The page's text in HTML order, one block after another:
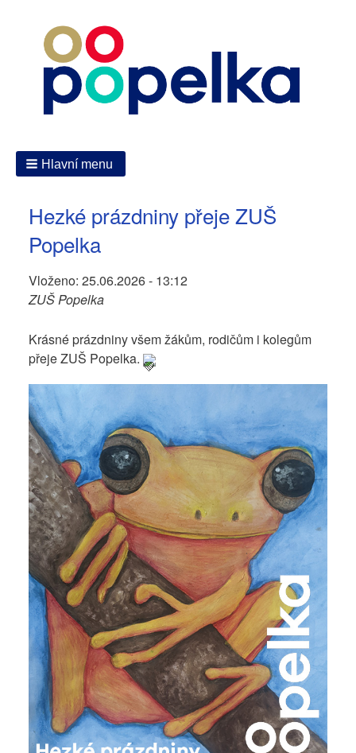
Hlavní menu
Hezké prázdniny přeje ZUŠ
Popelka
Vloženo: 25.06.2026 - 13:12
ZUŠ Popelka
Krásné prázdniny všem žákům, rodičům i kolegům
přeje ZUŠ Popelka.